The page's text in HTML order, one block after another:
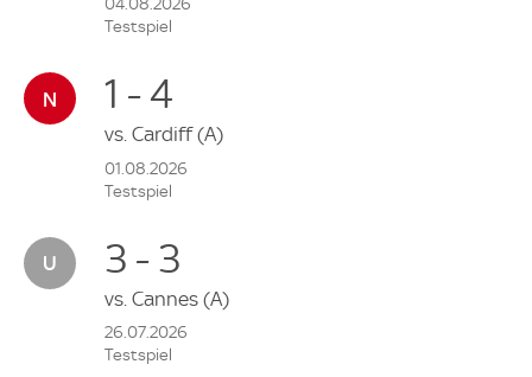
04.08.2026
Testspiel
1 - 4
vs. Cardiff(A)
01.08.2026
Testspiel
3 - 3
vs. Cannes (A)
26.07.2026
Testspiel